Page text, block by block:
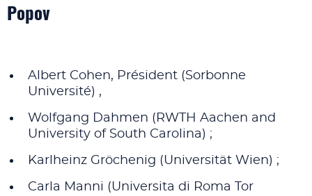
Popov
Albert Cohen, Président (Sorbonne
Université) ,
Wolfgang Dahmen (RWTH Aachen and
University of South Carolina) ;
Karlheinz Gröchenig (Universität Wien) ;
Carla Manni (Universita di Roma Tor